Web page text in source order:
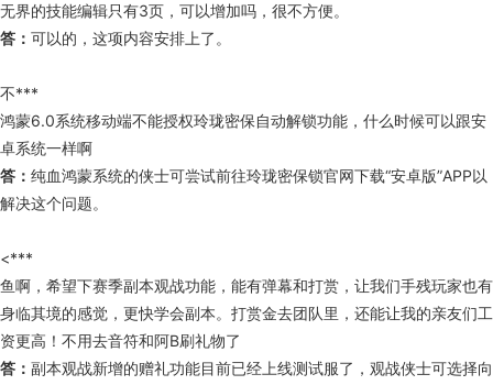
无界的技能编辑只有3页，可以增加吗，很不方便。
答： 可以的，这项内容安排上了。
不***
鸿蒙6.0系统移动端不能授权玲珑密保自动解锁功能，什么时候可以跟安
卓系统一样啊
答： 纯血鸿蒙系统的侠士可尝试前往玲珑密保锁官网下载“安卓版”APP以
解决这个问题。
<***
鱼啊，希望下赛季副本观战功能，能有弹幕和打赏，让我们手残玩家也有
身临其境的感觉，更快学会副本。打赏金去团队里，还能让我的亲友们工
资更高！不用去音符和阿B刷礼物了
答： 副本观战新增的赠礼功能目前已经上线测试服了，观战侠士可选择向